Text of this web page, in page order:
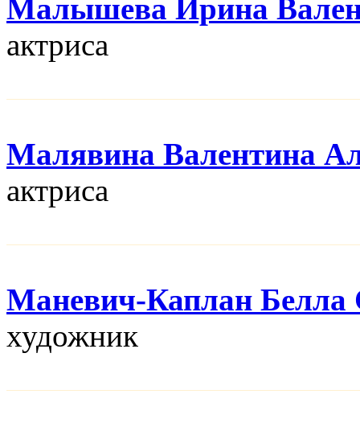
Малышева Ирина
актриса
Малявина Валентина
актриса
Маневич-Каплан Белла
художник